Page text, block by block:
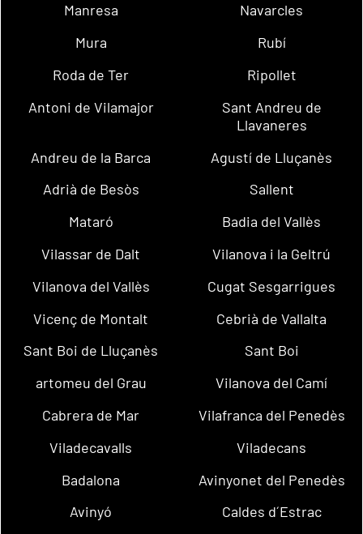
Manresa
Navarcles
Mura
Rubí
Roda de Ter
Ripollet
Antoni de Vilamajor
Sant Andreu de
Llavaneres
Andreu de la Barca
Agustí de Lluçanès
Adrià de Besòs
Sallent
Mataró
Badia del Vallès
Vilassar de Dalt
Vilanova i la Geltrú
Vilanova del Vallès
Cugat Sesgarrigues
Vicenç de Montalt
Cebrià de Vallalta
Sant Boi de Lluçanès
Sant Boi
artomeu del Grau
Vilanova del Camí
Cabrera de Mar
Vilafranca del Penedès
Viladecavalls
Viladecans
Badalona
Avinyonet del Penedès
Avinyó
Caldes d´Estrac